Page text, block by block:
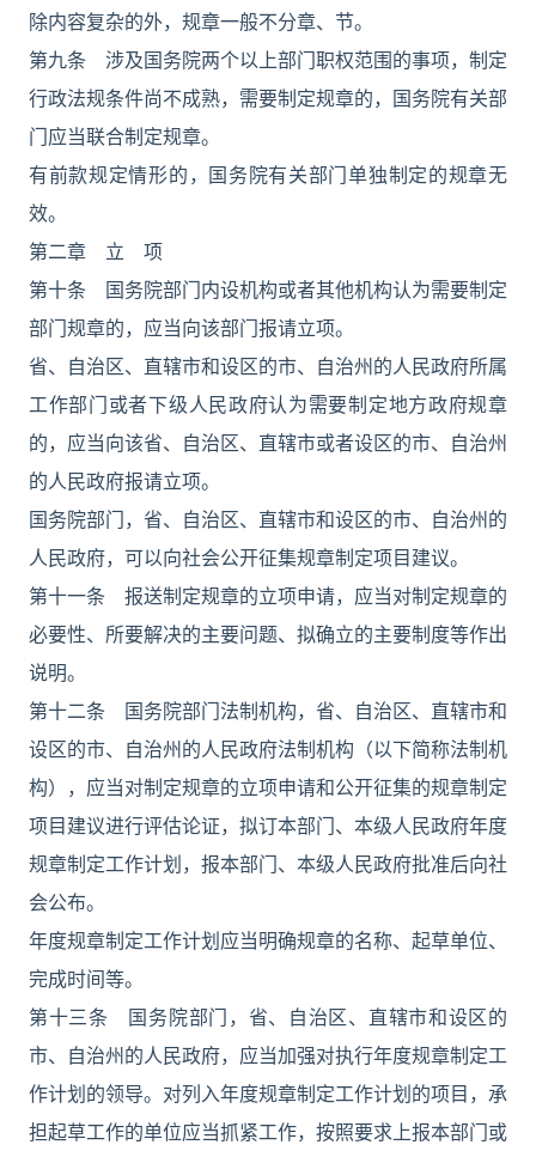
除内容复杂的外，规章一般不分章、节。
第九条 涉及国务院两个以上部门职权范围的事项，制定
行政法规条件尚不成熟，需要制定规章的，国务院有关部
门应当联合制定规章。
有前款规定情形的，国务院有关部门单独制定的规章无
效。
第二章 立 项
第十条 国务院部门内设机构或者其他机构认为需要制定
部门规章的，应当向该部门报请立项。
省、自治区、直辖市和设区的市、自治州的人民政府所属
工作部门或者下级人民政府认为需要制定地方政府规章
的，应当向该省、自治区、直辖市或者设区的市、自治州
的人民政府报请立项。
国务院部门，省、自治区、直辖市和设区的市、自治州的
人民政府，可以向社会公开征集规章制定项目建议。
第十一条 报送制定规章的立项申请，应当对制定规章的
必要性、所要解决的主要问题、拟确立的主要制度等作出
说明。
第十二条 国务院部门法制机构，省、自治区、直辖市和
设区的市、自治州的人民政府法制机构（以下简称法制机
构），应当对制定规章的立项申请和公开征集的规章制定
项目建议进行评估论证，拟订本部门、本级人民政府年度
规章制定工作计划，报本部门、本级人民政府批准后向社
会公布。
年度规章制定工作计划应当明确规章的名称、起草单位、
完成时间等。
第十三条 国务院部门，省、自治区、直辖市和设区的
市、自治州的人民政府，应当加强对执行年度规章制定工
作计划的领导。对列入年度规章制定工作计划的项目，承
担起草工作的单位应当抓紧工作，按照要求上报本部门或